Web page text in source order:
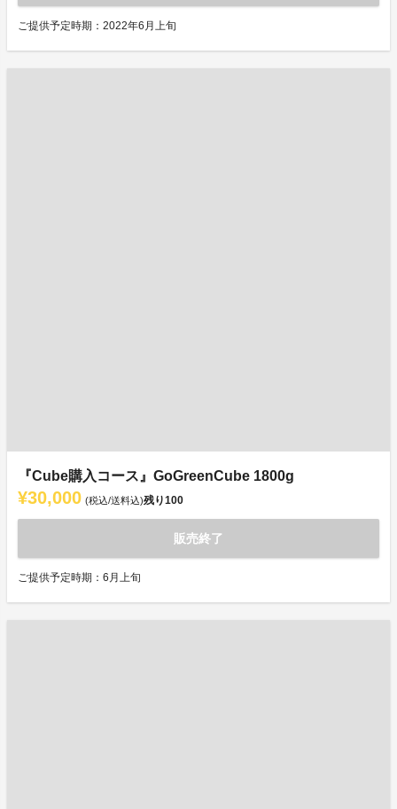
ご提供予定時期：2022年6月上旬
『Cube購入コース』GoGreenCube 1800g
¥30,000 (税込/送料込)残り100
販売終了
ご提供予定時期：6月上旬